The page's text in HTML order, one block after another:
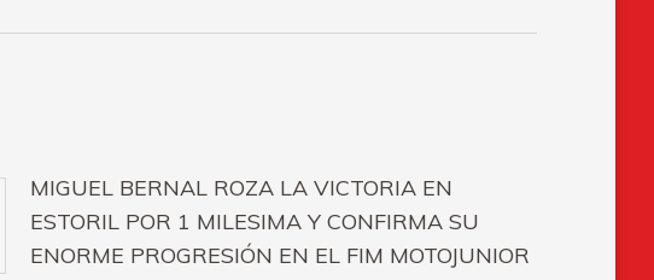
MIGUEL BERNAL ROZA LA VICTORIA EN
ESTORIL POR 1 MILESIMA Y CONFIRMA SU
ENORME PROGRESIÓN EN EL FIM MOTOJUNIOR